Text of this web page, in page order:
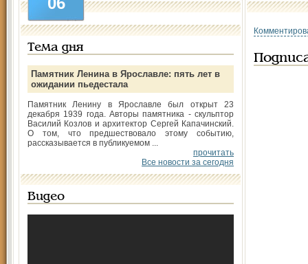
Тема дня
Памятник Ленина в Ярославле: пять лет в
ожидании пьедестала
Памятник Ленину в Ярославле был открыт 23
декабря 1939 года. Авторы памятника - скульптор
Василий Козлов и архитектор Сергей Капачинский.
О том, что предшествовало этому событию,
рассказывается в публикуемом ...
прочитать
Все новости за сегодня
Видео